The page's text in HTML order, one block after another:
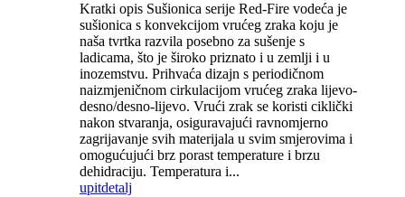
Kratki opis Sušionica serije Red-Fire vodeća je
sušionica s konvekcijom vrućeg zraka koju je
naša tvrtka razvila posebno za sušenje s
ladicama, što je široko priznato i u zemlji i u
inozemstvu. Prihvaća dizajn s periodičnom
naizmjeničnom cirkulacijom vrućeg zraka lijevo-
desno/desno-lijevo. Vrući zrak se koristi ciklički
nakon stvaranja, osiguravajući ravnomjerno
zagrijavanje svih materijala u svim smjerovima i
omogućujući brz porast temperature i brzu
dehidraciju. Temperatura i...
upitdetalj